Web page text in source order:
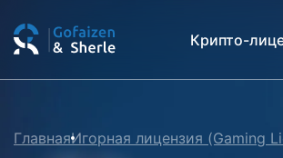
Крипто-
ГлавнаяИгорная лицензия (Gaming